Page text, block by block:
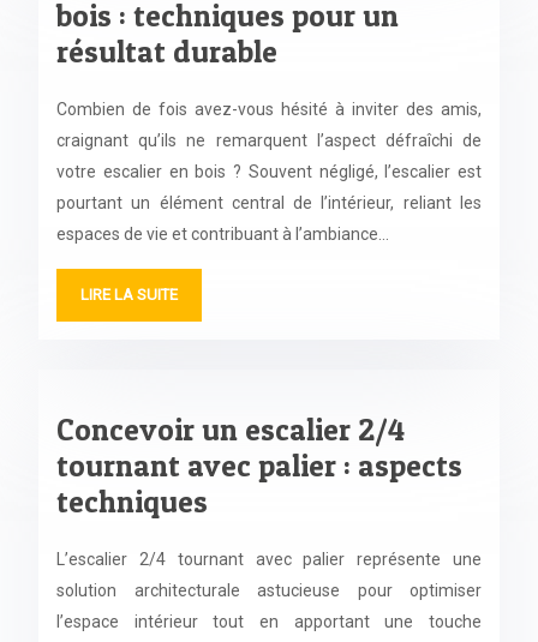
bois : techniques pour un
résultat durable
Combien de fois avez-vous hésité à inviter des amis,
craignant qu’ils ne remarquent l’aspect défraîchi de
votre escalier en bois ? Souvent négligé, l’escalier est
pourtant un élément central de l’intérieur, reliant les
espaces de vie et contribuant à l’ambiance…
LIRE LA SUITE
Concevoir un escalier 2/4
tournant avec palier : aspects
techniques
L’escalier 2/4 tournant avec palier représente une
solution architecturale astucieuse pour optimiser
l’espace intérieur tout en apportant une touche